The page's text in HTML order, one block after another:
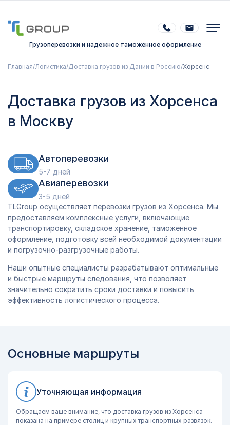
Грузоперевозки и надежное таможенное оформление
Главная/Логистика/Доставка грузов из Дании в Россию/Хорсенс
Доставка грузов из Хорсенса
в Москву
Автоперевозки
5-7 дней
Авиаперевозки
3-5 дней
TLGroup осуществляет перевозки грузов из Хорсенса. Мы
предоставляем комплексные услуги, включающие
транспортировку, складское хранение, таможенное
оформление, подготовку всей необходимой документации
и погрузочно-разгрузочные работы.
Наши опытные специалисты разрабатывают оптимальные
и быстрые маршруты следования, что позволяет
значительно сократить сроки доставки и повысить
эффективность логистического процесса.
Основные маршруты
Уточняющая информация
Обращаем ваше внимание, что доставка грузов из Хорсенса
показана на примере столиц и крупных транспортных развязок.